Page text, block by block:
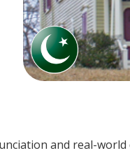
and real-world